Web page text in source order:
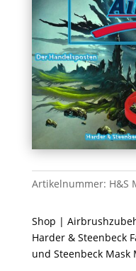
Artikelnummer: H&S
Shop |
Harder & Steenbeck
und Steenbeck